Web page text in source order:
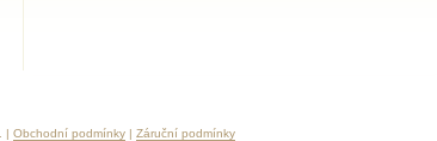
. | Obchodní podmínky | Záruční podmínky